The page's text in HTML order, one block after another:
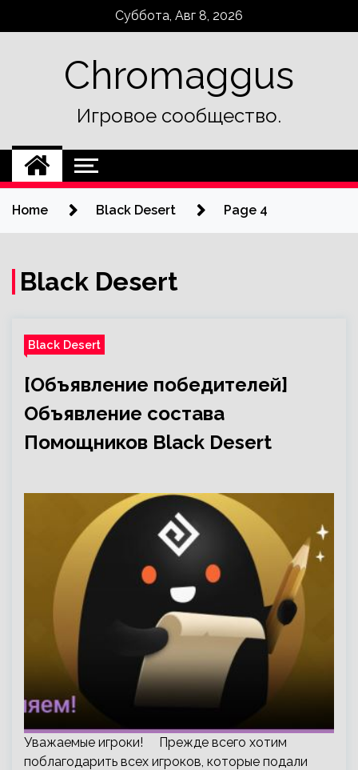
Суббота, Авг 8, 2026
Chromaggus
Игровое сообщество.
Home Black Desert Page 4
Black Desert
Black Desert
[Объявление победителей]
Объявление состава
Помощников Black Desert
Уважаемые игроки! Прежде всего хотим
поблагодарить всех игроков, которые подали